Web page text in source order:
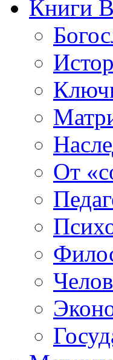
Книги
От